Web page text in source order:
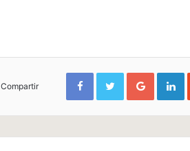
Compartir
FacebookTwitterGoogle+